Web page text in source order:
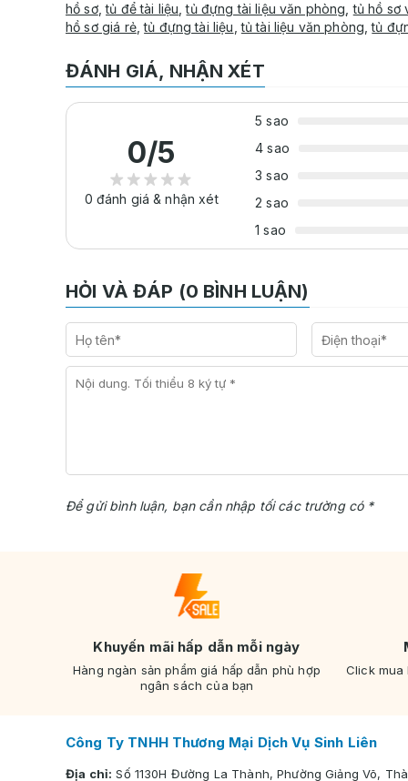
hồ sơ,tủ để tài liệu ,tủ đựng tài liệu văn phòng ,tủ hồ sơ
hồ sơ giá rẻ,tủ đựng tài liệu ,tủ tài liệu văn phòng ,tủ
ĐÁNH GIÁ, NHẬN XÉT
0/5
0 đánh giá & nhận xét
5 sao
4 sao
3 sao
2 sao
1 sao
HỎI VÀ ĐÁP (0 BÌNH LUẬN)
Để gửi bình luận, bạn cần nhập tối các trường có *
Khuyến mãi hấp dẫn mỗi ngày
Hàng ngàn sản phẩm giá hấp dẫn phù hợp
ngân sách của bạn
Click mua
Công Ty TNHH Thương Mại Dịch Vụ Sinh Liên
Địa chỉ: Số 1130H Đường La Thành, Phường Giảng Võ,